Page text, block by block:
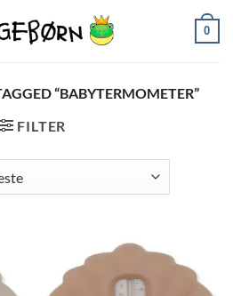
0
“BABYTERMOMETER”
FILTER